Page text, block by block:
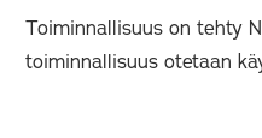
Toiminnallisuus on tehty
toiminnallisuus otetaan